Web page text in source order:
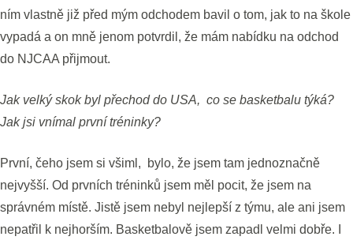
ním vlastně již před mým odchodem bavil o tom, jak to na škole
vypadá a on mně jenom potvrdil, že mám nabídku na odchod
do NJCAA přijmout.
Jak velký skok byl přechod do USA, co se basketbalu týká?
Jak jsi vnímal první tréninky?
První, čeho jsem si všiml, bylo, že jsem tam jednoznačně
nejvyšší. Od prvních tréninků jsem měl pocit, že jsem na
správném místě. Jistě jsem nebyl nejlepší z týmu, ale ani jsem
nepatřil k nejhorším. Basketbalově jsem zapadl velmi dobře. I